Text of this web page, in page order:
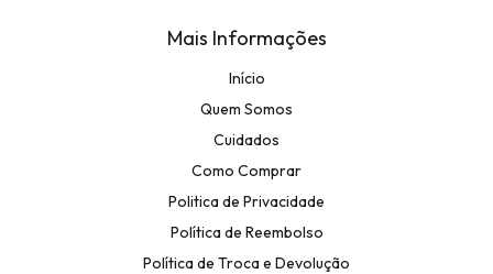
Mais Informações
Início
Quem Somos
Cuidados
Como Comprar
Politica de Privacidade
Política de Reembolso
Política de Troca e Devolução